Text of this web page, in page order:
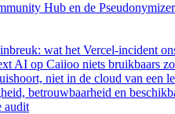
Hub en de
wat het Vercel-incident
AI op Caiioo niets bruikbaars
niet in de cloud van een
betrouwbaarheid en
audit